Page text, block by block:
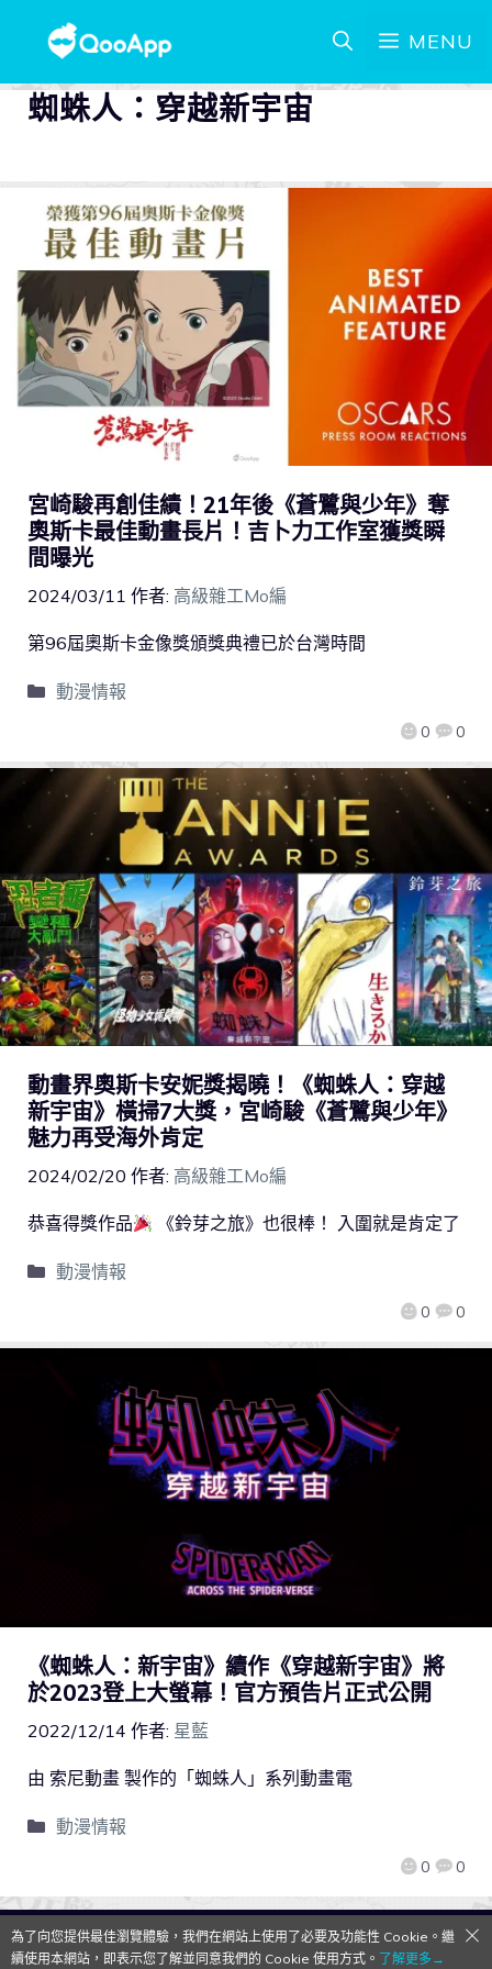
MENU
蜘蛛人：穿越新宇宙
宮崎駿再創佳績！21年後《蒼鷺與少年》奪
奧斯卡最佳動畫長片！吉卜力工作室獲獎瞬
間曝光
2024/03/11 作者: 高級雜工Mo編
0 0
第96屆奧斯卡金像獎頒獎典禮已於台灣時間
動漫情報
動畫界奧斯卡安妮獎揭曉！《蜘蛛人：穿越
新宇宙》橫掃7大獎，宮崎駿《蒼鷺與少年》
魅力再受海外肯定
2024/02/20 作者: 高級雜工Mo編
0 0
恭喜得獎作品 《鈴芽之旅》也很棒！ 入圍就是肯定了
動漫情報
《蜘蛛人：新宇宙》續作《穿越新宇宙》將
於2023登上大螢幕！官方預告片正式公開
2022/12/14 作者: 星藍
0 0
由 索尼動畫 製作的「蜘蛛人」系列動畫電
動漫情報
QooApp Limited © 2026
為了向您提供最佳瀏覽體驗，我們在網站上使用了必要及功能性 Cookie。繼
續使用本網站，即表示您了解並同意我們的 Cookie 使用方式。 了解更多→